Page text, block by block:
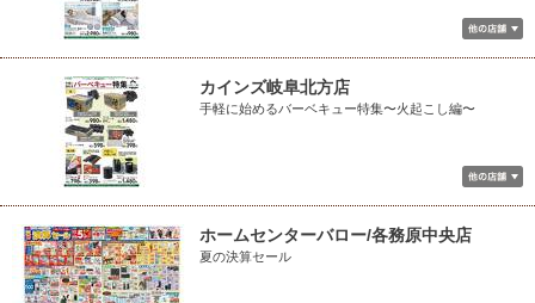
カインズ岐阜北方店
手軽に始めるバーベキュー特集〜火起こし編〜
ホームセンターバロー/各務原中央店
夏の決算セール